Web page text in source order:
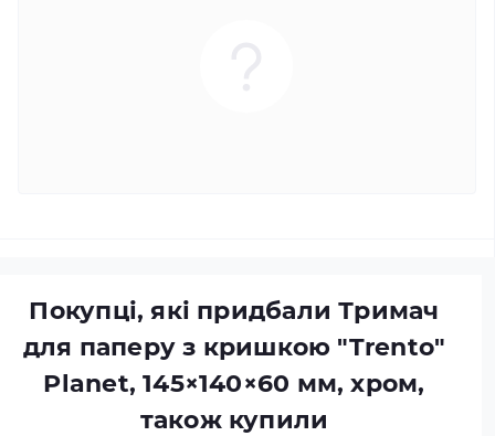
Покупці, які придбали Тримач
для паперу з кришкою "Trento"
Planet, 145×140×60 мм, хром,
також купили